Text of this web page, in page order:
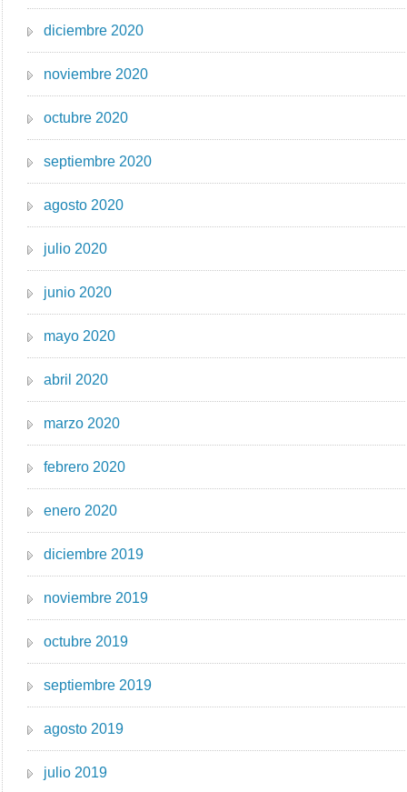
diciembre 2020
noviembre 2020
octubre 2020
septiembre 2020
agosto 2020
julio 2020
junio 2020
mayo 2020
abril 2020
marzo 2020
febrero 2020
enero 2020
diciembre 2019
noviembre 2019
octubre 2019
septiembre 2019
agosto 2019
julio 2019